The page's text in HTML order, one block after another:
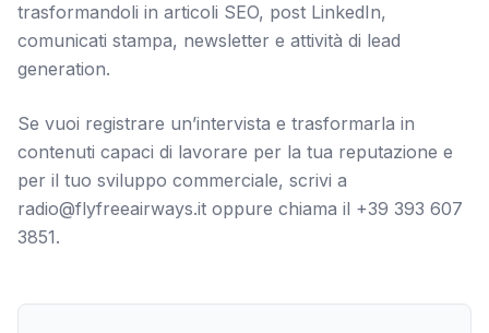
trasformandoli in articoli SEO, post LinkedIn,
comunicati stampa, newsletter e attività di lead
generation.
Se vuoi registrare un’intervista e trasformarla in
contenuti capaci di lavorare per la tua reputazione e
per il tuo sviluppo commerciale, scrivi a
radio@flyfreeairways.it oppure chiama il +39 393 607
3851.